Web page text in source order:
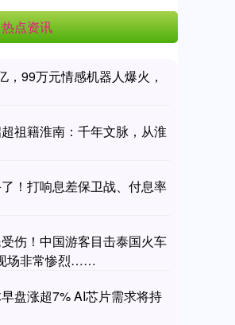
热点资讯
，99万元情感机器人爆火，
祖籍淮南：千年文脉，从淮
！打响息差保卫战、付息率
伤！中国游客目击泰国火车
场非常惨烈……
盘涨超7% AI芯片需求将持